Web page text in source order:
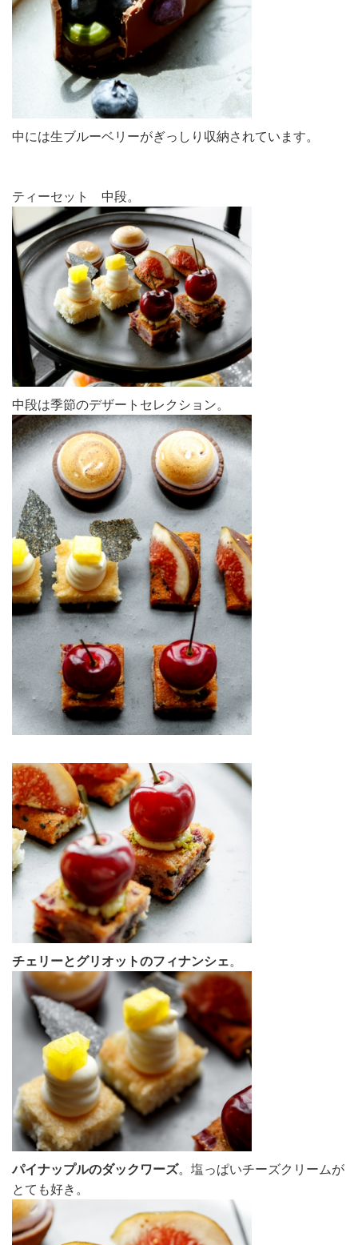
中には生ブルーベリーがぎっしり収納されています。
ティーセット 中段。
中段は季節のデザートセレクション。
チェリーとグリオットのフィナンシェ。
パイナップルのダックワーズ。塩っぱいチーズクリームが
とても好き。